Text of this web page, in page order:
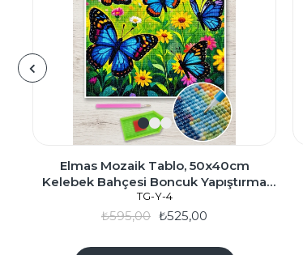
Elmas Mozaik Tablo, 50x40cm
Kelebek Bahçesi Boncuk Yapıştırma
Kiti
TG-Y-4
₺525,00
₺595,00